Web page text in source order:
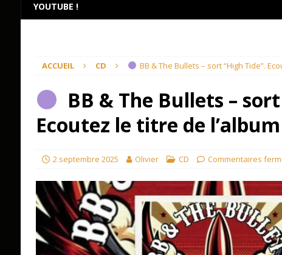
YOUTUBE !
ACCUEIL CD BB & The Bullets – sort “High Tide”.
BB & The Bullets –
Ecoutez le titre de l’album
2 septembre 2025 Olivier CD Commentaires